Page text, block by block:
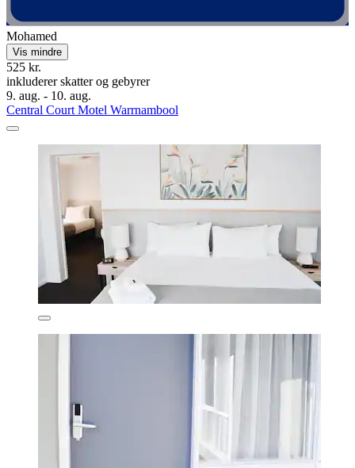
Mohamed
Vis mindre
525 kr.
inkluderer skatter og gebyrer
9. aug. - 10. aug.
Central Court Motel Warrnambool